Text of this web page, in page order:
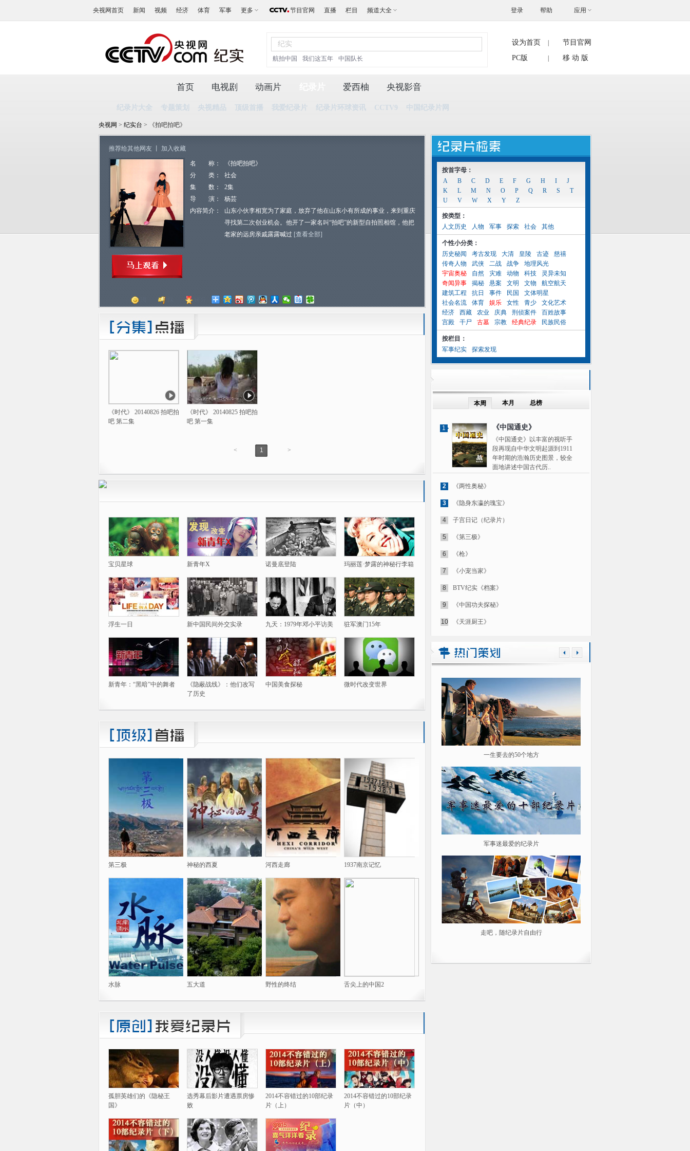
央视网首页 新闻 视频 经济 体育 军事 更多 节目官网 直播 栏目 频道大全 帮助 应用
登录
航拍中国 我们这五年 中国队长
设为首页
节目官网
PC版
移 动 版
首页 电视剧 动画片
纪录片大全 专题策划 央视精品 顶级首播 我爱纪录片 纪录片环球资讯 CCTV9 中国纪录片网
爱西柚 央视影音
央视网 > 纪实台 > 《拍吧拍吧》
推荐给其他网友 加入收藏
名 称：
《拍吧拍吧》
分 类：
社会
集 数：
2集
导 演：
杨芸
内容简介：
山东小伙李相宽为了家庭，放弃了他在山东小有所成的事业，来到重庆
寻找第二次创业机会。他开了一家名叫“拍吧”的新型自拍照相馆，他把
老家的远房亲戚露露喊过 [查看全部]
《时代》 20140826 拍吧拍
吧 第二集
《时代》 20140825 拍吧拍
吧 第一集
< 1 >
宝贝星球 新青年X 诺曼底登陆 玛丽莲·梦露的神秘行李箱
浮生一日 新中国民间外交实录 九天：1979年邓小平访美 驻军澳门15年
新青年：“黑暗”中的舞者
《隐蔽战线》：他们改写
了历史
中国美食探秘 微时代改变世界
第三极 神秘的西夏 河西走廊 1937南京记忆
水脉 五大道 野性的终结 舌尖上的中国2
孤胆英雄们的《隐秘王
国》
选秀幕后影片遭遇票房惨
败
2014不容错过的10部纪录
片（上）
2014不容错过的10部纪录
片（中）
按首字母：
A
B C D E F G H I
J
K
L M N O P Q R S
T
U
V W X Y Z
按类型：
人文历史
人物 军事 探索 社会 其他
个性小分类：
历史秘闻
考古发现 大清 皇陵 古迹
慈禧
传奇人物
武侠 二战 战争
地理风光
宇宙奥秘
自然 灾难 动物 科技
灵异未知
奇闻异事
揭秘 悬案 文明 文物
航空航天
建筑工程
抗日 事件 民国
文体明星
社会名流
体育 娱乐 女性 青少
文化艺术
经济
西藏 农业 庆典 刑侦案件
百姓故事
宫殿
干尸 古墓 宗教 经典纪录 民族民俗
按栏目：
军事纪实
探索发现
本周 本月 总榜
1 《中国通史》
《中国通史》以丰富的视听手
段再现自中华文明起源到1911
年时期的浩瀚历史图景，较全
面地讲述中国古代历..
2 《两性奥秘》
3 《隐身东瀛的瑰宝》
4 子宫日记（纪录片）
5 《第三极》
6 《枪》
7 《小宠当家》
8 BTV纪实《档案》
9 《中国功夫探秘》
10 《天涯厨王》
一生要去的50个地方
军事迷最爱的纪录片
走吧，随纪录片自由行